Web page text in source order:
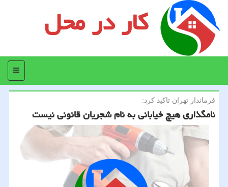
کار در محل
منو
فرماندار تهران تاكید كرد:
نامگذاری هیچ خیابانی به نام شجریان قانونی نیست